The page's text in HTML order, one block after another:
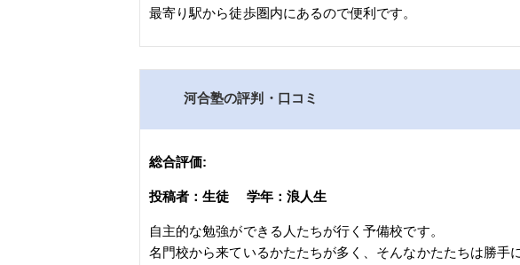
最寄り駅から徒歩圏内にあるので便利です。
河合塾の評判・口コミ
総合評価:
投稿者：生徒 学年：浪人生
自主的な勉強ができる人たちが行く予備校です。
名門校から来ているかたたちが多く、そんなかたたちは勝手